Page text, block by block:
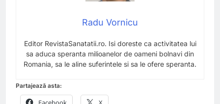
Radu Vornicu
Editor RevistaSanatatii.ro. Isi doreste ca activitatea lui
sa aduca speranta milioanelor de oameni bolnavi din
Romania, sa le aline suferintele si sa le ofere speranta.
Partajează asta: